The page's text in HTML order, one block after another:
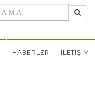
HABERLER İLETİŞİM